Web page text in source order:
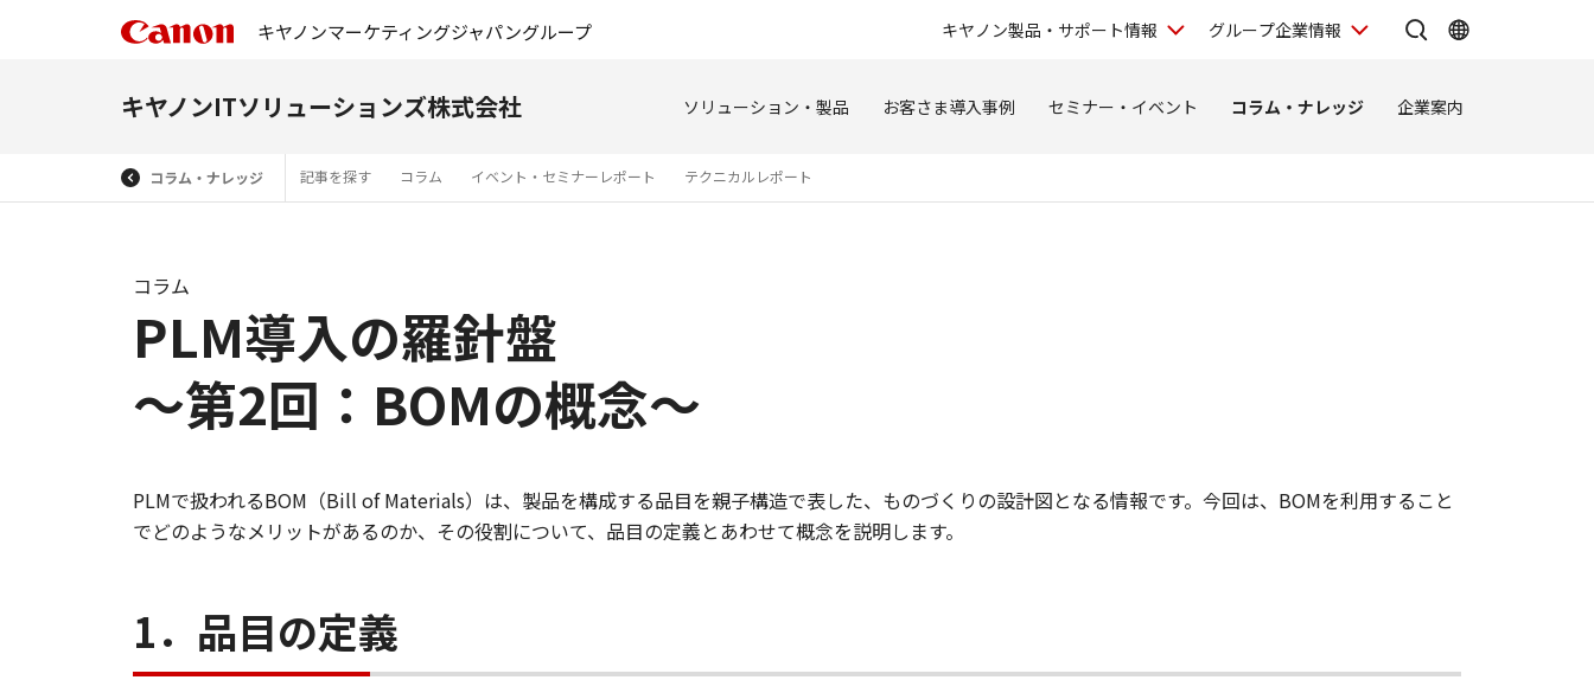
キヤノンマーケティングジャパングループ キヤノン製品・サポート情報 グループ企業情報
キヤノンITソリューションズ株式会社 ソリューション・製品 お客さま導入事例 セミナー・イベント コラム・ナレッジ 企業案内
コラム・ナレッジ 記事を探す コラム イベント・セミナーレポート テクニカルレポート
PLM導入の羅針盤
～第2回：BOMの概念～
コラム
PLMで扱われるBOM（Bill of Materials）は、製品を構成する品目を親子構造で表した、ものづくりの設計図となる情報です。今回は、BOMを利用すること
でどのようなメリットがあるのか、その役割について、品目の定義とあわせて概念を説明します。
1．品目の定義